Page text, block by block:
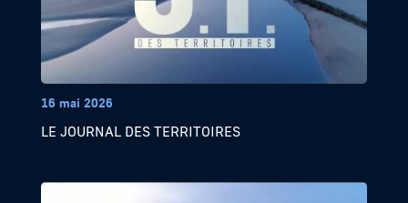
16 mai 2026
LE JOURNAL DES TERRITOIRES